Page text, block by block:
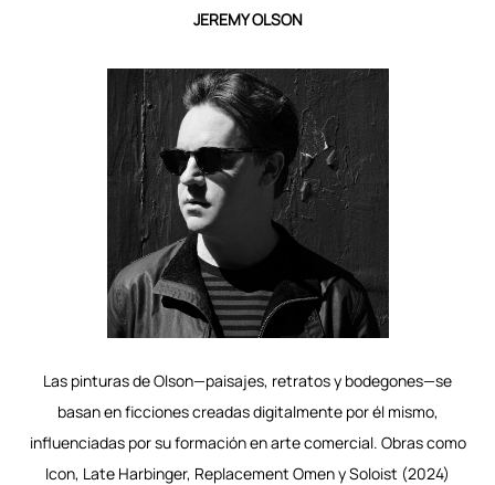
JEREMY OLSON
Las pinturas de Olson—paisajes, retratos y bodegones—se
basan en ficciones creadas digitalmente por él mismo,
influenciadas por su formación en arte comercial. Obras como
Icon, Late Harbinger, Replacement Omen y Soloist (2024)